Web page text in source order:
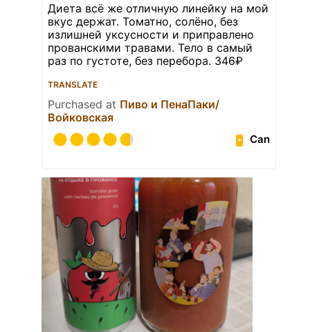
Диета всё же отличную линейку на мой
вкус держат. Томатно, солёно, без
излишней уксусности и приправлено
прованскими травами. Тело в самый
раз по густоте, без перебора. 346₽
TRANSLATE
Purchased at Пиво и ПенаПаки/
Войковская
Can